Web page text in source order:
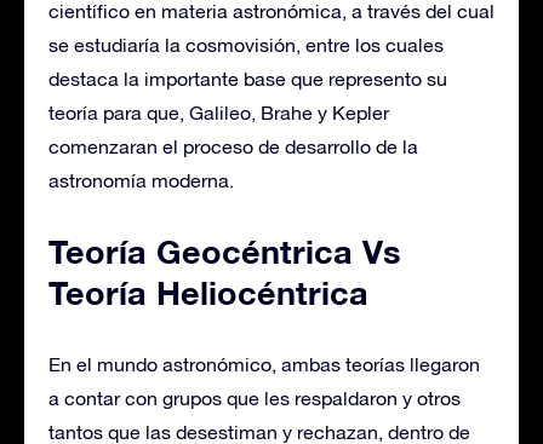
científico en materia astronómica, a través del cual
se estudiaría la cosmovisión, entre los cuales
destaca la importante base que represento su
teoría para que, Galileo, Brahe y Kepler
comenzaran el proceso de desarrollo de la
astronomía moderna.
Teoría Geocéntrica Vs
Teoría Heliocéntrica
En el mundo astronómico, ambas teorías llegaron
a contar con grupos que les respaldaron y otros
tantos que las desestiman y rechazan, dentro de